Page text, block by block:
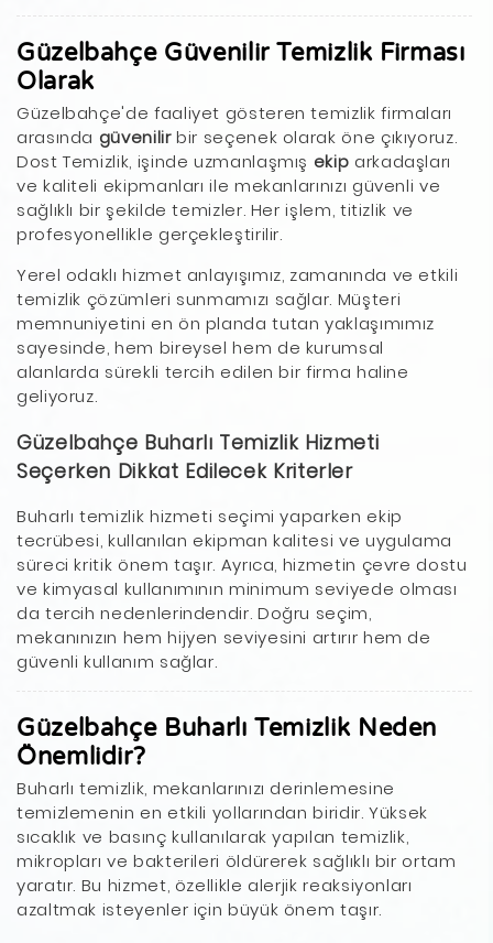
Güzelbahçe Güvenilir Temizlik Firması
Olarak
Güzelbahçe'de faaliyet gösteren temizlik firmaları
arasında güvenilirbir seçenek olarak öne çıkıyoruz.
Dost Temizlik, işinde uzmanlaşmış ekip arkadaşları
ve kaliteli ekipmanları ile mekanlarınızı güvenli ve
sağlıklı bir şekilde temizler. Her işlem, titizlik ve
profesyonellikle gerçekleştirilir.
Yerel odaklı hizmet anlayışımız, zamanında ve etkili
temizlik çözümleri sunmamızı sağlar. Müşteri
memnuniyetini en ön planda tutan yaklaşımımız
sayesinde, hem bireysel hem de kurumsal
alanlarda sürekli tercih edilen bir firma haline
geliyoruz.
Güzelbahçe Buharlı Temizlik Hizmeti
Seçerken Dikkat Edilecek Kriterler
Buharlı temizlik hizmeti seçimi yaparken ekip
tecrübesi, kullanılan ekipman kalitesi ve uygulama
süreci kritik önem taşır. Ayrıca, hizmetin çevre dostu
ve kimyasal kullanımının minimum seviyede olması
da tercih nedenlerindendir. Doğru seçim,
mekanınızın hem hijyen seviyesini artırır hem de
güvenli kullanım sağlar.
Güzelbahçe Buharlı Temizlik Neden
Önemlidir?
Buharlı temizlik, mekanlarınızı derinlemesine
temizlemenin en etkili yollarından biridir. Yüksek
sıcaklık ve basınç kullanılarak yapılan temizlik,
mikropları ve bakterileri öldürerek sağlıklı bir ortam
yaratır. Bu hizmet, özellikle alerjik reaksiyonları
azaltmak isteyenler için büyük önem taşır.